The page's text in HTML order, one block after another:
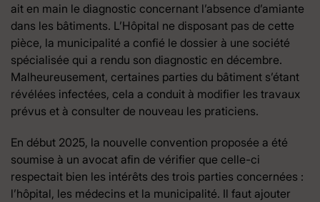
ait en main le diagnostic concernant l’absence d’amiante
dans les bâtiments. L’Hôpital ne disposant pas de cette
pièce, la municipalité a confié le dossier à une société
spécialisée qui a rendu son diagnostic en décembre.
Malheureusement, certaines parties du bâtiment s’étant
révélées infectées, cela a conduit à modifier les travaux
prévus et à consulter de nouveau les praticiens.
En début 2025, la nouvelle convention proposée a été
soumise à un avocat afin de vérifier que celle-ci
respectait bien les intérêts des trois parties concernées :
l’hôpital, les médecins et la municipalité. Il faut ajouter